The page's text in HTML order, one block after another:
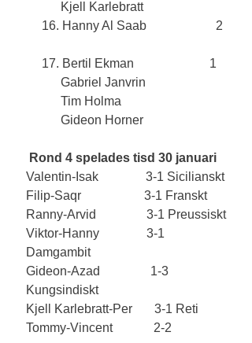
           Kjell Karlebratt
     17. Bertil Ekman                        1
           Gabriel Janvrin
           Tim Holma
           Gideon Horner
Rond 4 spelades tisd 30 januari
Valentin-Isak               3-1 Sicilianskt
Filip-Saqr                    3-1 Franskt
Ranny-Arvid                3-1 Preussiskt
Viktor-Hanny               3-1
Damgambit
Gideon-Azad                1-3
Kungsindiskt
Kjell Karlebratt-Per       3-1 Reti
Tommy-Vincent             2-2